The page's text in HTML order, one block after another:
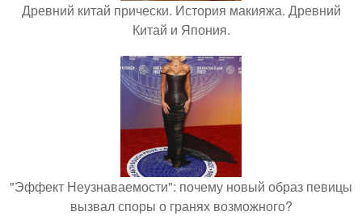
Древний китай прически. История макияжа. Древний
Китай и Япония.
"Эффект Неузнаваемости": почему новый образ певицы
вызвал споры о гранях возможного?